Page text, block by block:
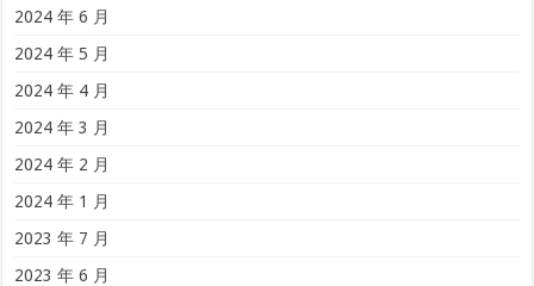
2024 年 6 月
2024 年 5 月
2024 年 4 月
2024 年 3 月
2024 年 2 月
2024 年 1 月
2023 年 7 月
2023 年 6 月